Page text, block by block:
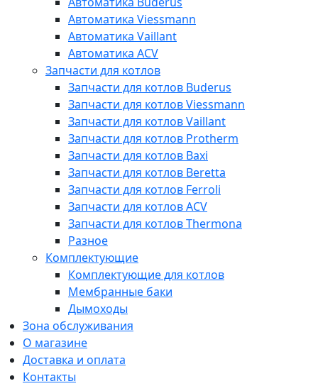
Автоматика Viessmann
Автоматика Vaillant
Автоматика ACV
Запчасти для котлов
Запчасти для котлов Buderus
Запчасти для котлов Viessmann
Запчасти для котлов Vaillant
Запчасти для котлов Protherm
Запчасти для котлов Baxi
Запчасти для котлов Beretta
Запчасти для котлов Ferroli
Запчасти для котлов ACV
Запчасти для котлов Thermona
Разное
Комплектующие
Комплектующие для котлов
Мембранные баки
Дымоходы
Зона обслуживания
О магазине
Доставка и оплата
Контакты